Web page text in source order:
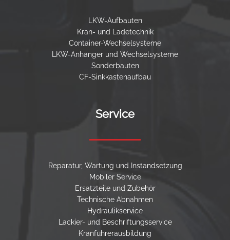
LKW-Aufbauten
Kran- und Ladetechnik
Container-Wechselsysteme
LKW-Anhänger und Wechselsysteme
Sonderbauten
CF-Sinkkastenaufbau
Service
Reparatur, Wartung und Instandsetzung
Mobiler Service
Ersatzteile und Zubehör
Technische Abnahmen
Hydraulikservice
Lackier- und Beschriftungsservice
Kranführerausbildung